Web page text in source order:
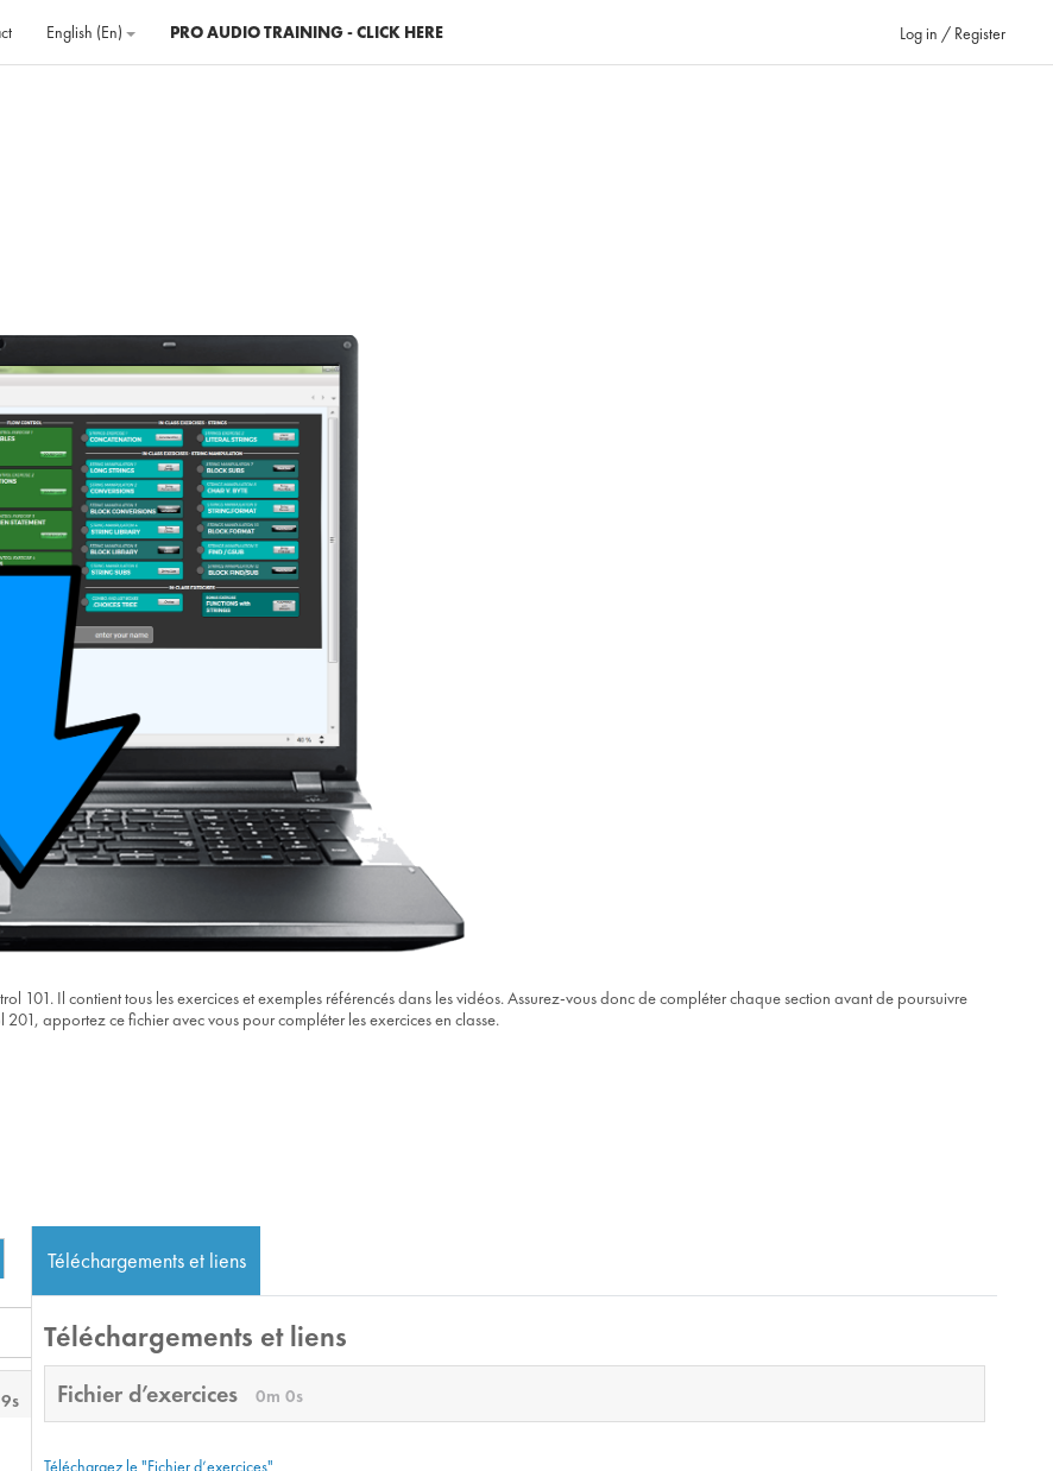
English ‎(en)‎ PRO AUDIO TRAINING - CLICK HERE Log in / Register
101. Il contient tous les exercices et exemples référencés dans les vidéos. Assurez-vous donc de compléter chaque section avant de poursuivre
apportez ce fichier avec vous pour compléter les exercices en classe.
Téléchargements et liens
Téléchargements et liens
Fichier d’exercices 0m 0s
Téléchargez le "Fichier d’exercices"